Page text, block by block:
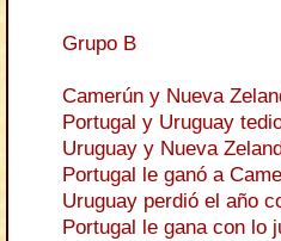
Grupo B
Camerún y Nueva
Portugal y Uruguay
Uruguay y Nueva
Portugal le ganó a
Uruguay perdió el año
Portugal le gana con lo